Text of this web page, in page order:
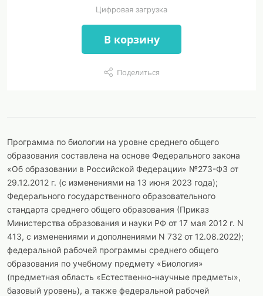
Цифровая загрузка
В корзину
Поделиться
Программа по биологии на уровне среднего общего
образования составлена на основе Федерального закона
«Об образовании в Российской Федерации» №273-ФЗ от
29.12.2012 г. (с изменениями на 13 июня 2023 года);
Федерального государственного образовательного
стандарта среднего общего образования (Приказ
Министерства образования и науки РФ от 17 мая 2012 г. N
413, с изменениями и дополнениями N 732 от 12.08.2022);
федеральной рабочей программы среднего общего
образования по учебному предмету «Биология»
(предметная область «Естественно-научные предметы»,
базовый уровень), а также федеральной рабочей